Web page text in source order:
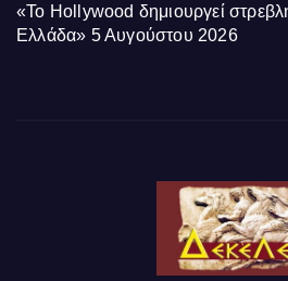
«Το Hollywood δημιουργεί
Ελλάδα» 5 Αυγούστου 2026